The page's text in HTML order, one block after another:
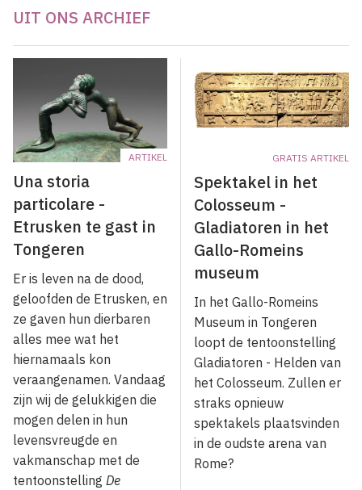
UIT ONS ARCHIEF
ARTIKEL
Una storia
particolare -
Etrusken te gast in
Tongeren
Er is leven na de dood,
geloofden de Etrusken, en
ze gaven hun dierbaren
alles mee wat het
hiernamaals kon
veraangenamen. Vandaag
zijn wij de gelukkigen die
mogen delen in hun
levensvreugde en
vakmanschap met de
tentoonstelling De
GRATIS ARTIKEL
Spektakel in het
Colosseum -
Gladiatoren in het
Gallo-Romeins
museum
In het Gallo-Romeins
Museum in Tongeren
loopt de tentoonstelling
Gladiatoren - Helden van
het Colosseum. Zullen er
straks opnieuw
spektakels plaatsvinden
in de oudste arena van
Rome?